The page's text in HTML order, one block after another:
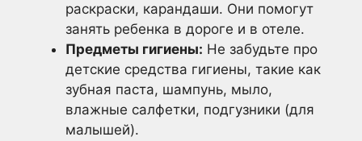
раскраски, карандаши. Они помогут
занять ребенка в дороге и в отеле.
Предметы гигиены: Не забудьте про
детские средства гигиены, такие как
зубная паста, шампунь, мыло,
влажные салфетки, подгузники (для
малышей).